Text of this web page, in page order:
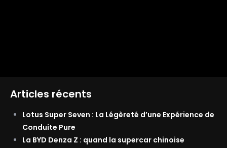
Articles récents
Lotus Super Seven : La Légèreté d’une Expérience de
Conduite Pure
La BYD Denza Z : quand la supercar chinoise